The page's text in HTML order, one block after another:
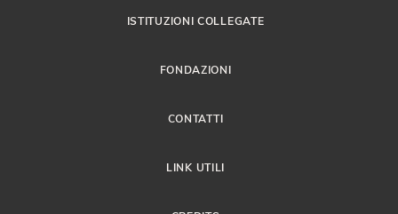
ISTITUZIONI COLLEGATE
FONDAZIONI
CONTATTI
LINK UTILI